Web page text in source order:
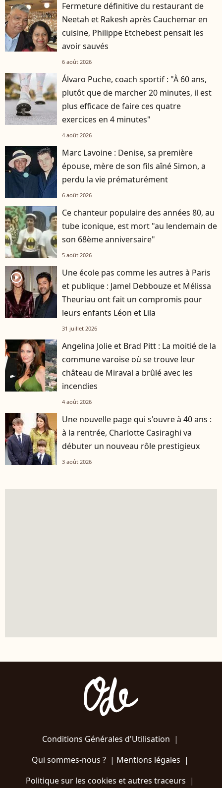
Fermeture définitive du restaurant de
Neetah et Rakesh après Cauchemar en
cuisine, Philippe Etchebest pensait les
avoir sauvés
6 août 2026
Álvaro Puche, coach sportif : "À 60 ans,
plutôt que de marcher 20 minutes, il est
plus efficace de faire ces quatre
exercices en 4 minutes"
4 août 2026
Marc Lavoine : Denise, sa première
épouse, mère de son fils aîné Simon, a
perdu la vie prématurément
6 août 2026
Ce chanteur populaire des années 80, au
tube iconique, est mort "au lendemain de
son 68ème anniversaire"
5 août 2026
player2
Une école pas comme les autres à Paris
et publique : Jamel Debbouze et Mélissa
Theuriau ont fait un compromis pour
leurs enfants Léon et Lila
31 juillet 2026
Angelina Jolie et Brad Pitt : La moitié de la
commune varoise où se trouve leur
château de Miraval a brûlé avec les
incendies
4 août 2026
Une nouvelle page qui s'ouvre à 40 ans :
à la rentrée, Charlotte Casiraghi va
débuter un nouveau rôle prestigieux
3 août 2026
Conditions Générales d'Utilisation |
Qui sommes-nous ?| Mentions légales |
Politique sur les cookies et autres traceurs |